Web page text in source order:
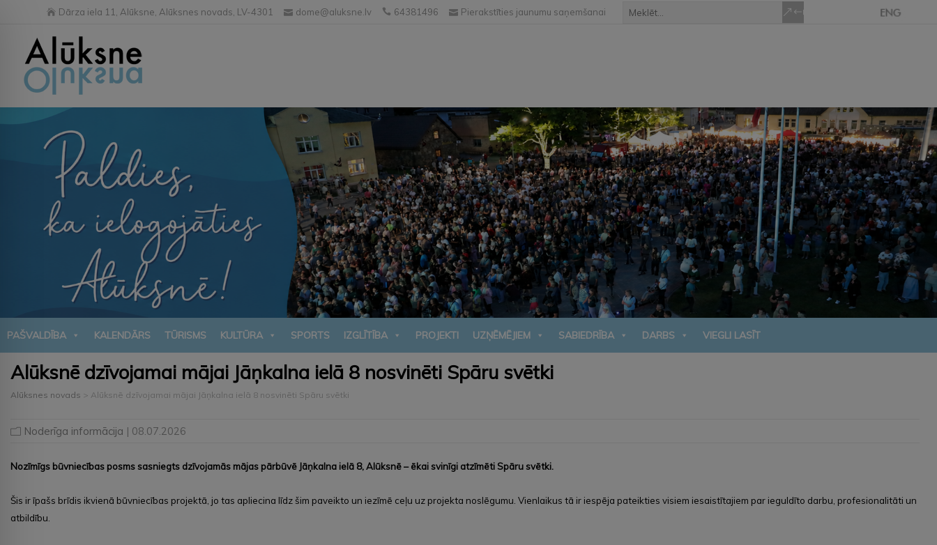
Dārza iela 11, Alūksne, Alūksnes novads, LV-4301 dome@aluksne.lv 64381496 Pierakstīties jaunumu saņemšanai
PAŠVALDĪBA KALENDĀRS TŪRISMS KULTŪRA SPORTS IZGLĪTĪBA PROJEKTI UZŅĒMĒJIEM SABIEDRĪBA DARBS VIEGLI LASĪT
Alūksnē dzīvojamai mājai Jāņkalna ielā 8 nosvinēti Spāru svētki
Alūksnes novads > Alūksnē dzīvojamai mājai Jāņkalna ielā 8 nosvinēti Spāru svētki
Noderīga informācija | 08.07.2026
Nozīmīgs būvniecības posms sasniegts dzīvojamās mājas pārbūvē Jāņkalna ielā 8, Alūksnē – ēkai svinīgi atzīmēti Spāru svētki.
Šis ir īpašs brīdis ikvienā būvniecības projektā, jo tas apliecina līdz šim paveikto un iezīmē ceļu uz projekta noslēgumu. Vienlaikus tā ir iespēja pateikties visiem iesaistītajiem par ieguldīto darbu, profesionalitāti un
atbildību.